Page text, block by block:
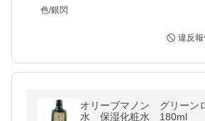
色/銀閃
違反
オリーブマノン グリーン
水 保湿化粧水 180ml